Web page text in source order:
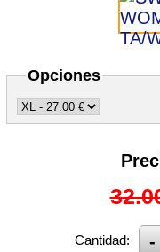
Opciones
Cantidad: